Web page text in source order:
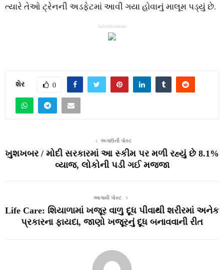
ત્યારે તેઓ ટ્રેનની અડફેટમાં આવી ગયા હોવાનું માલૂમ પડ્યું છે.
Advertisement
શેર 0
અગાઉની પોસ્ટ
ખુશખબર / મોદી સરકારમાં આ સ્કીમ પર મળી રહ્યું છે 8.1%
વ્યાજ, લોકોની પડી ગઈ મજ્જા
આગામી પોસ્ટ
Life Care: શિયાળામાં ખજૂર વાળુ દૂધ પીવાથી શરીરમાં અનેક
પ્રકારના ફાયદા, જાણો ખજૂરનું દૂધ બનાવવાની રીત